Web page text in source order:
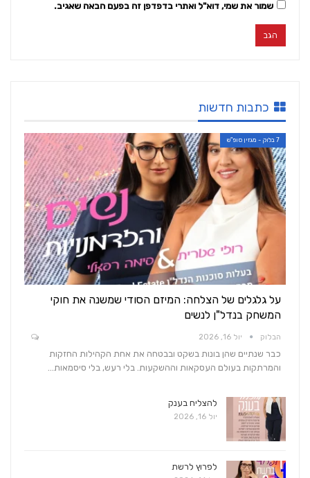
שמור את שמי, דוא"ל ואתרי בדפדפן זה בפעם הבאה שאגיב.
כתבות חדשות
7 בלוק - מגזין סופ"ש
על גלגלים של הצלחה: המיזם הסודי שמשנה את חוקי
המשחק בנדל"ן לנשים
הבלוק יול 16, 2026
כבר שנתיים שהן בונות בשקט ובבטחה את אחת הקהילות החזקות
והמרתקות בעולם העסקאות וההשקעות. בלי רעש, בלי סיסמאות…
להצליח בענק
יול 16, 2026
לפרוץ לרשת